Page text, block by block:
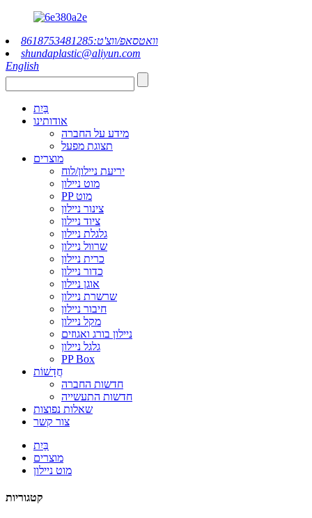
וואטסאפ/ווצ'ט:8618753481285
shundaplastic@aliyun.com
English
בַּיִת
אודותינו
מידע על החברה
תצוגת מפעל
מוצרים
יריעת ניילון/לוח
מוט ניילון
PP מוט
צינור ניילון
ציוד ניילון
גלגלת ניילון
שרוול ניילון
כרית ניילון
כדור ניילון
אוגן ניילון
שרשרת ניילון
חיבור ניילון
מקל ניילון
ניילון בורג ואגוזים
גלגל ניילון
PP Box
חֲדָשׁוֹת
חדשות החברה
חדשות התעשייה
שאלות נפוצות
צור קשר
בַּיִת
מוצרים
מוט ניילון
קטגוריות